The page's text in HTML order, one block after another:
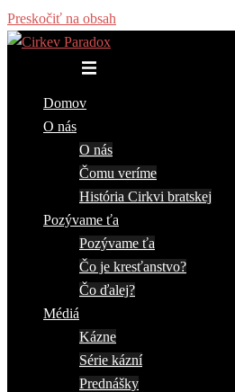
Preskočiť na obsah
Domov
O nás
O nás
Čomu veríme
História Cirkvi bratskej
Pozývame ťa
Pozývame ťa
Čo je kresťanstvo?
Čo ďalej?
Médiá
Kázne
Série kázní
Prednášky